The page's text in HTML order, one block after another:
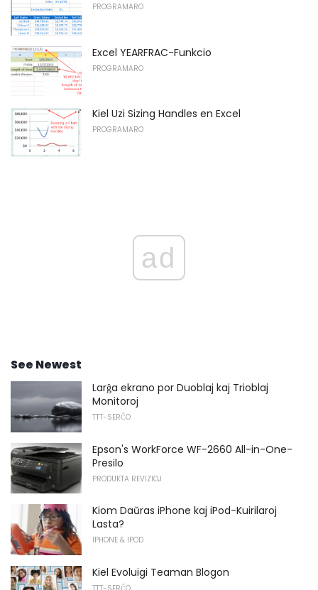
PROGRAMARO
Excel YEARFRAC-Funkcio
PROGRAMARO
Kiel Uzi Sizing Handles en Excel
PROGRAMARO
ad
See Newest
Larĝa ekrano por Duoblaj kaj Trioblaj
Monitoroj
TTT-SERĈO
Epson's WorkForce WF-2660 All-in-One-
Presilo
PRODUKTA REVIZIOJ
Kiom Daŭras iPhone kaj iPod-Kuirilaroj
Lasta?
IPHONE & IPOD
Kiel Evoluigi Teaman Blogon